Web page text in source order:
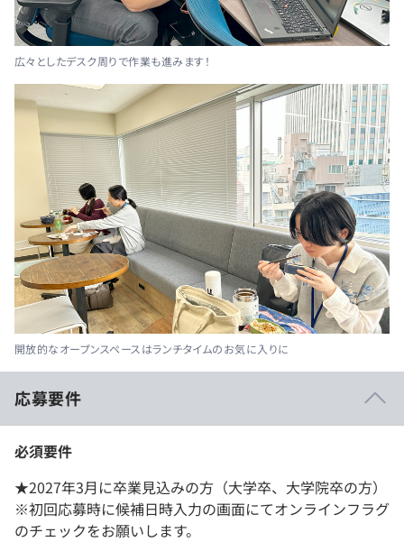
広々としたデスク周りで作業も進みます！
開放的なオープンスペースはランチタイムのお気に入りに
応募要件
必須要件
★2027年3月に卒業見込みの方（大学卒、大学院卒の方）
※初回応募時に候補日時入力の画面にてオンラインフラグ
のチェックをお願いします。